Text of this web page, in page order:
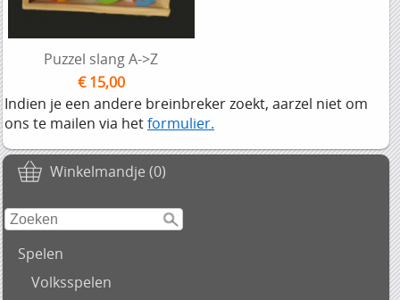
Winkelmandje (0)
Spelen
Volksspelen
Puzzel slang A->Z
€ 15,00
Indien je een andere breinbreker zoekt, aarzel niet om
ons te mailen via hetformulier.